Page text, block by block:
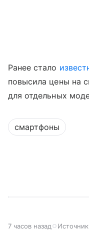
Ранее стало
повысила цены на
для отдельных
смартфоны
7 часов назад